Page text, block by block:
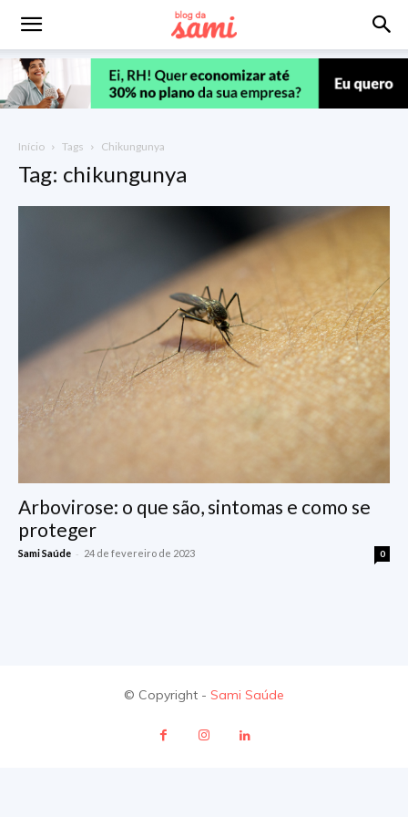
Início Tags Chikungunya
Tag: chikungunya
Arbovirose: o que são, sintomas e como se
proteger
Sami Saúde - 24 de fevereiro de 2023 0
© Copyright - Sami Saúde